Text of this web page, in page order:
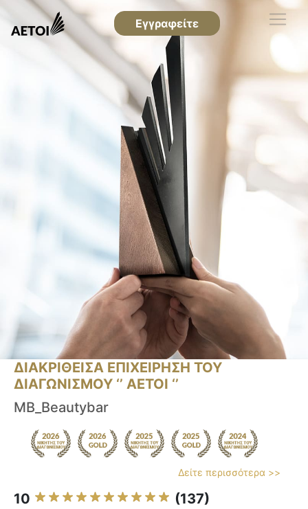
Εγγραφείτε
ΔΙΑΚΡΙΘΕΙΣΑ ΕΠΙΧΕΙΡΗΣΗ ΤΟΥ
ΔΙΑΓΩΝΙΣΜΟΥ ‘’ ΑΕΤΟΙ ‘’
ΜB_Βeautybar
Δείτε περισσότερα >>
10 (137)